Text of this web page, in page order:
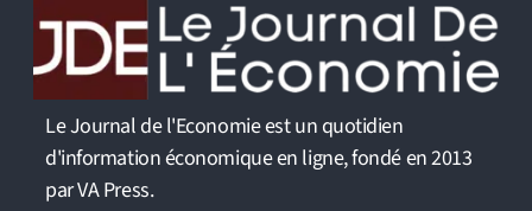
Le Journal de l'Economie est un quotidien
d'information économique en ligne, fondé en 2013
par VA Press.